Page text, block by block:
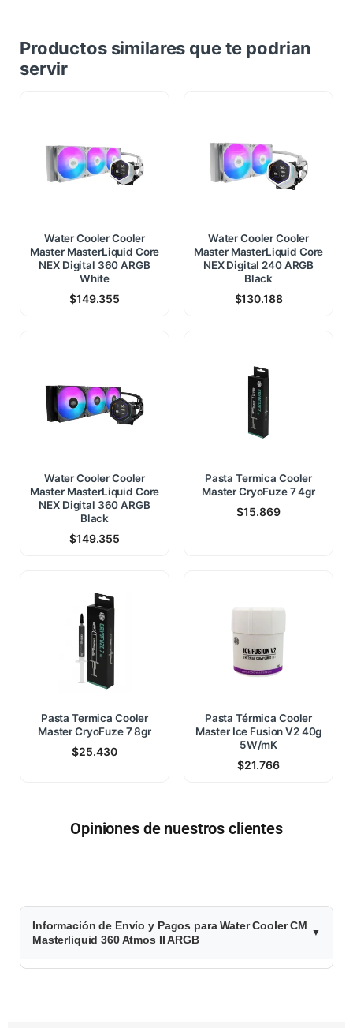
Productos similares que te podrian
servir
Water Cooler Cooler
Master MasterLiquid Core
NEX Digital 360 ARGB
White
$149.355
Water Cooler Cooler
Master MasterLiquid Core
NEX Digital 240 ARGB
Black
$130.188
Water Cooler Cooler
Master MasterLiquid Core
NEX Digital 360 ARGB
Black
$149.355
Pasta Termica Cooler
Master CryoFuze 7 4gr
$15.869
Pasta Termica Cooler
Master CryoFuze 7 8gr
$25.430
Pasta Térmica Cooler
Master Ice Fusion V2 40g
5W/mK
$21.766
Opiniones de nuestros clientes
$
3
2
Información de Envío y Pagos para Water Cooler CM
Masterliquid 360 Atmos II ARGB